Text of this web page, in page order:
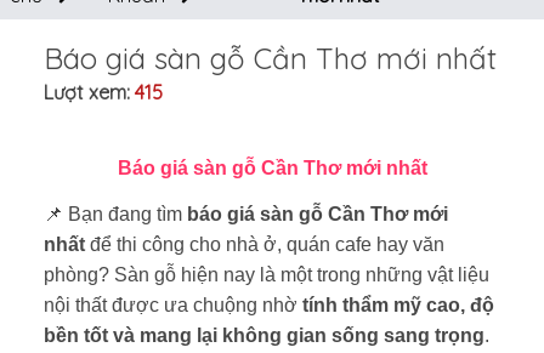
Báo giá sàn gỗ Cần Thơ mới nhất
Lượt xem: 415
Báo giá sàn gỗ Cần Thơ mới nhất
📌 Bạn đang tìm báo giá sàn gỗ Cần Thơ mới
nhất để thi công cho nhà ở, quán cafe hay văn
phòng? Sàn gỗ hiện nay là một trong những vật liệu
nội thất được ưa chuộng nhờ tính thẩm mỹ cao, độ
bền tốt và mang lại không gian sống sang trọng.